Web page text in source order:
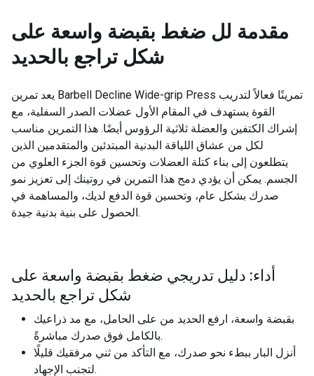
مقدمة لل ضغط بقبضة واسعة على
شكل تراجع بالحديد
يعد تمرين Barbell Decline Wide-grip Press تمرينًا فعالاً لتدريب
القوة يستهدف في المقام الأول عضلات الصدر السفلية، مع
إشراك الكتفين والعضلة ثلاثية الرؤوس أيضًا. هذا التمرين مناسب
لكل من عشاق اللياقة البدنية المبتدئين والمتقدمين الذين
يتطلعون إلى بناء كتلة العضلات وتحسين قوة الجزء العلوي من
الجسم. يمكن أن يؤدي دمج هذا التمرين في روتينك إلى تعزيز نمو
صدرك بشكل عام، وتحسين قوة الدفع لديك، والمساهمة في
الحصول على بنية بدنية جيدة.
أداء: دليل تدريجي ضغط بقبضة واسعة على
شكل تراجع بالحديد
بقبضة واسعة، ارفع الحديد من على الحامل، مع مد ذراعيك
بالكامل فوق صدرك مباشرةً.
أنزل البار ببطء نحو صدرك، مع التأكد من ثني مرفقيك قليلًا
لتجنب الإجهاد.